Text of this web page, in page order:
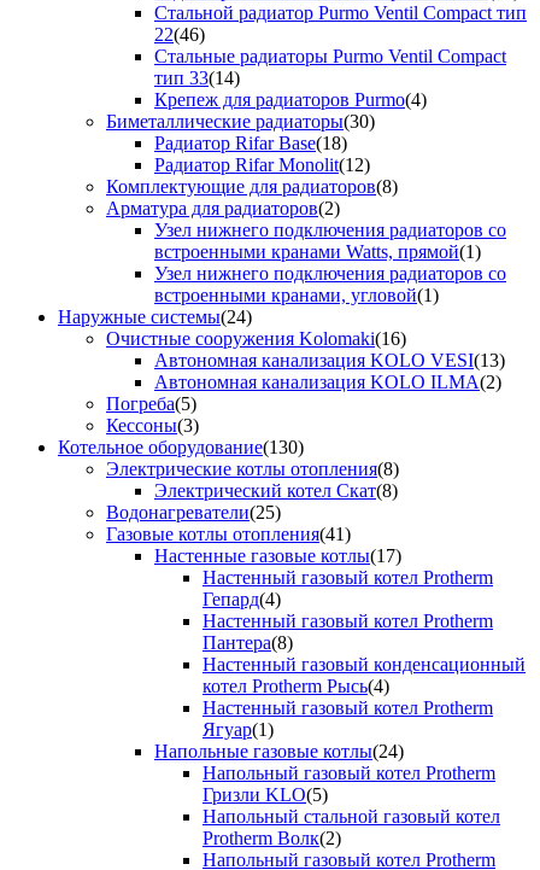
Стальной радиатор Purmo Ventil Compact тип
22(46)
Стальные радиаторы Purmo Ventil Compact
тип 33(14)
Крепеж для радиаторов Purmo(4)
Биметаллические радиаторы(30)
Радиатор Rifar Base(18)
Радиатор Rifar Monolit(12)
Комплектующие для радиаторов(8)
Арматура для радиаторов(2)
Узел нижнего подключения радиаторов со
встроенными кранами Watts, прямой(1)
Узел нижнего подключения радиаторов со
встроенными кранами, угловой(1)
Наружные системы(24)
Очистные сооружения Kolomaki(16)
Автономная канализация KOLO VESI(13)
Автономная канализация KOLO ILMA(2)
Погреба(5)
Кессоны(3)
Котельное оборудование(130)
Электрические котлы отопления(8)
Электрический котел Скат(8)
Водонагреватели(25)
Газовые котлы отопления(41)
Настенные газовые котлы(17)
Настенный газовый котел Protherm
Гепард(4)
Настенный газовый котел Protherm
Пантера(8)
Настенный газовый конденсационный
котел Protherm Рысь(4)
Настенный газовый котел Protherm
Ягуар(1)
Напольные газовые котлы(24)
Напольный газовый котел Protherm
Гризли KLO(5)
Напольный стальной газовый котел
Protherm Волк(2)
Напольный газовый котел Protherm